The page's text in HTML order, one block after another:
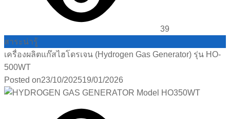
39
สาระน่ารู้
เครื่องผลิตแก๊สไฮโดรเจน (Hydrogen Gas Generator) รุ่น HO-
500WT
Posted on23/10/202519/01/2026